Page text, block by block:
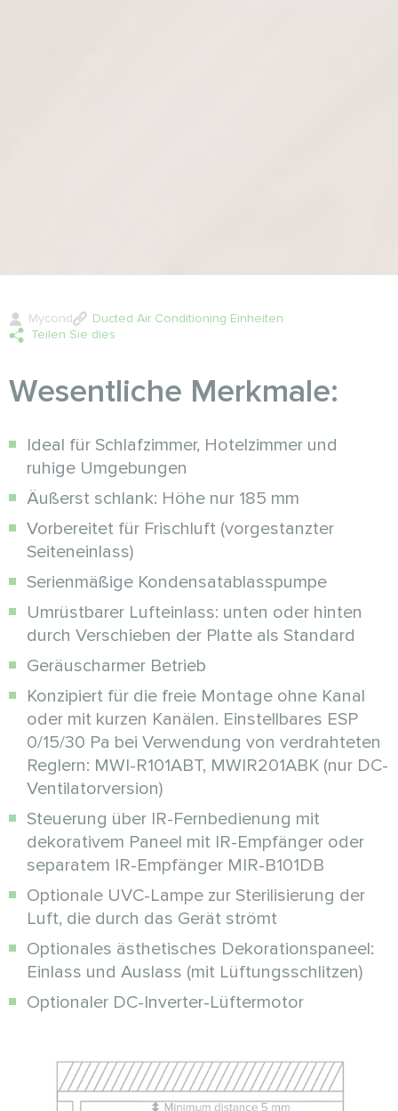
Mycond
Ducted Air Conditioning Einheiten
Teilen Sie dies
Wesentliche Merkmale:
Ideal für Schlafzimmer, Hotelzimmer und
ruhige Umgebungen
Äußerst schlank: Höhe nur 185 mm
Vorbereitet für Frischluft (vorgestanzter
Seiteneinlass)
Serienmäßige Kondensatablasspumpe
Umrüstbarer Lufteinlass: unten oder hinten
durch Verschieben der Platte als Standard
Geräuscharmer Betrieb
Konzipiert für die freie Montage ohne Kanal
oder mit kurzen Kanälen. Einstellbares ESP
0/15/30 Pa bei Verwendung von verdrahteten
Reglern: MWI-R101ABT, MWIR201ABK (nur DC-
Ventilatorversion)
Steuerung über IR-Fernbedienung mit
dekorativem Paneel mit IR-Empfänger oder
separatem IR-Empfänger MIR-B101DB
Optionale UVC-Lampe zur Sterilisierung der
Luft, die durch das Gerät strömt
Optionales ästhetisches Dekorationspaneel:
Einlass und Auslass (mit Lüftungsschlitzen)
Optionaler DC-Inverter-Lüftermotor